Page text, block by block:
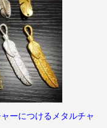
ーにつけるメタルチャ